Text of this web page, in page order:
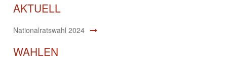
AKTUELL
Nationalratswahl 2024
WAHLEN